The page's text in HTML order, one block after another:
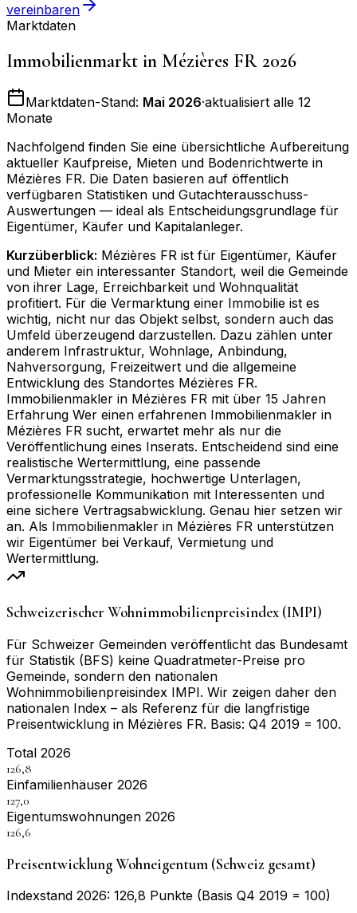
vereinbaren
Marktdaten
Immobilienmarkt in Mézières FR 2026
Marktdaten-Stand: Mai 2026·aktualisiert alle 12
Monate
Nachfolgend finden Sie eine übersichtliche Aufbereitung
aktueller Kaufpreise, Mieten und Bodenrichtwerte in
Mézières FR. Die Daten basieren auf öffentlich
verfügbaren Statistiken und Gutachterausschuss-
Auswertungen — ideal als Entscheidungsgrundlage für
Eigentümer, Käufer und Kapitalanleger.
Kurzüberblick: Mézières FR ist für Eigentümer, Käufer
und Mieter ein interessanter Standort, weil die Gemeinde
von ihrer Lage, Erreichbarkeit und Wohnqualität
profitiert. Für die Vermarktung einer Immobilie ist es
wichtig, nicht nur das Objekt selbst, sondern auch das
Umfeld überzeugend darzustellen. Dazu zählen unter
anderem Infrastruktur, Wohnlage, Anbindung,
Nahversorgung, Freizeitwert und die allgemeine
Entwicklung des Standortes Mézières FR.
Immobilienmakler in Mézières FR mit über 15 Jahren
Erfahrung Wer einen erfahrenen Immobilienmakler in
Mézières FR sucht, erwartet mehr als nur die
Veröffentlichung eines Inserats. Entscheidend sind eine
realistische Wertermittlung, eine passende
Vermarktungsstrategie, hochwertige Unterlagen,
professionelle Kommunikation mit Interessenten und
eine sichere Vertragsabwicklung. Genau hier setzen wir
an. Als Immobilienmakler in Mézières FR unterstützen
wir Eigentümer bei Verkauf, Vermietung und
Wertermittlung.
Schweizerischer Wohnimmobilienpreisindex (IMPI)
Für Schweizer Gemeinden veröffentlicht das Bundesamt
für Statistik (BFS) keine Quadratmeter-Preise pro
Gemeinde, sondern den nationalen
Wohnimmobilienpreisindex IMPI. Wir zeigen daher den
nationalen Index – als Referenz für die langfristige
Preisentwicklung in Mézières FR. Basis: Q4 2019 = 100.
Total 2026
126,8
Einfamilienhäuser 2026
127,0
Eigentumswohnungen 2026
126,6
Preisentwicklung Wohneigentum (Schweiz gesamt)
Indexstand 2026: 126,8 Punkte (Basis Q4 2019 = 100)